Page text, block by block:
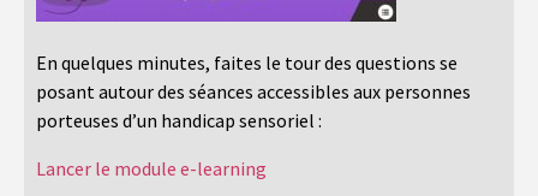
En quelques minutes, faites le tour des questions se
posant autour des séances accessibles aux personnes
porteuses d’un handicap sensoriel :
Lancer le module e-learning